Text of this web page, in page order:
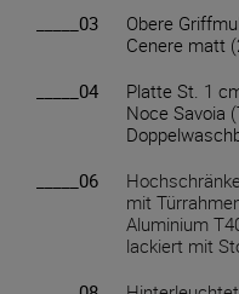
_____03
Obere
Cenere matt
_____04
Platte St. 1
Noce Savoia
_____06
mit
Aluminium
lackiert mit